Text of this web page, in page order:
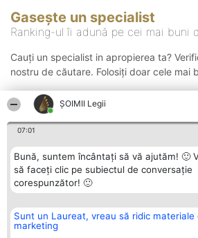
ȘOIMII Legii
07:01
Bună, suntem încântați să vă ajutăm! 🙂
să faceți clic pe subiectul de conversație
corespunzător! 🙂
Sunt un Laureat, vreau să ridic materiale
marketing
Gasește un specialist
Ranking-ul îi adună pe cei mai buni
Cauți un specialist in apropierea ta?
nostru de căutare. Folosiți doar cele mai
Organizator Ranking
BRIGHT SOLUTIONS BR SRL
Plebiscyt